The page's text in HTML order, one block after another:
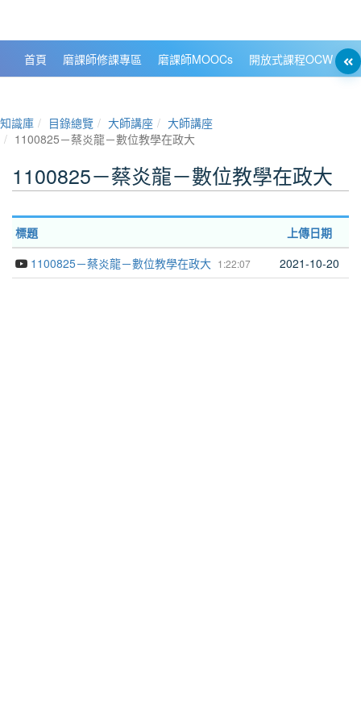
首頁 磨課師修課專區 磨課師MOOCs 開放式課程OCW
知識庫 目錄總覽 大師講座
大師講座
1100825－蔡炎龍－數位教學在政大
1100825－蔡炎龍－數位教學在政大
標題 上傳日期
1:22:07
1100825－蔡炎龍－數位教學在政大 2021-10-20